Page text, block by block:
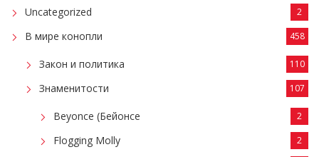
Uncategorized 2
В мире конопли 458
Закон и политика 110
Знаменитости 107
Beyonce (Бейонсе 2
Flogging Molly 2